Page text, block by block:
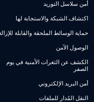
أمن سلاسل التوريد
اكتشاف الشبكة والاستجابة لها
حماية الوسائط الملحقة والقابلة للإزالة
الوصول الآمن
الكشف عن الثغرات الأمنية في يوم
الصفر
أمن البريد الإلكتروني
النقل المُدار للملفات